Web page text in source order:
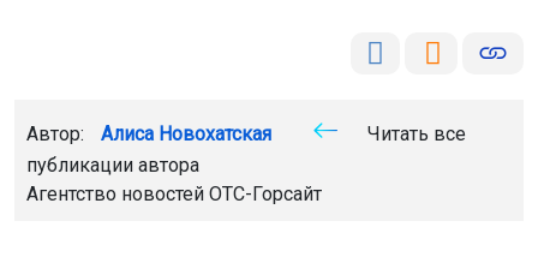
Автор: Алиса Новохатская
Читать все
публикации автора
Агентство новостей ОТС-Горсайт